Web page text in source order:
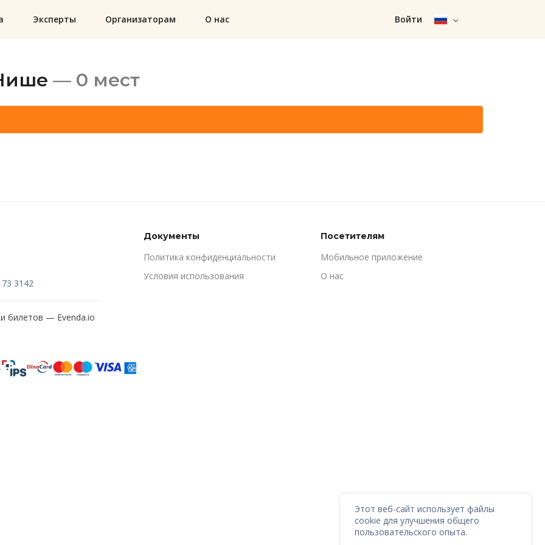
Эксперты Организаторам О нас Войти
— 0 мест
3142
билетов — Evenda.io
Документы
Политика конфиденциальности
Условия использования
Посетителям
Мобильное приложение
О нас
Этот веб-сайт использует файлы
cookie для улучшения общего
пользовательского опыта.